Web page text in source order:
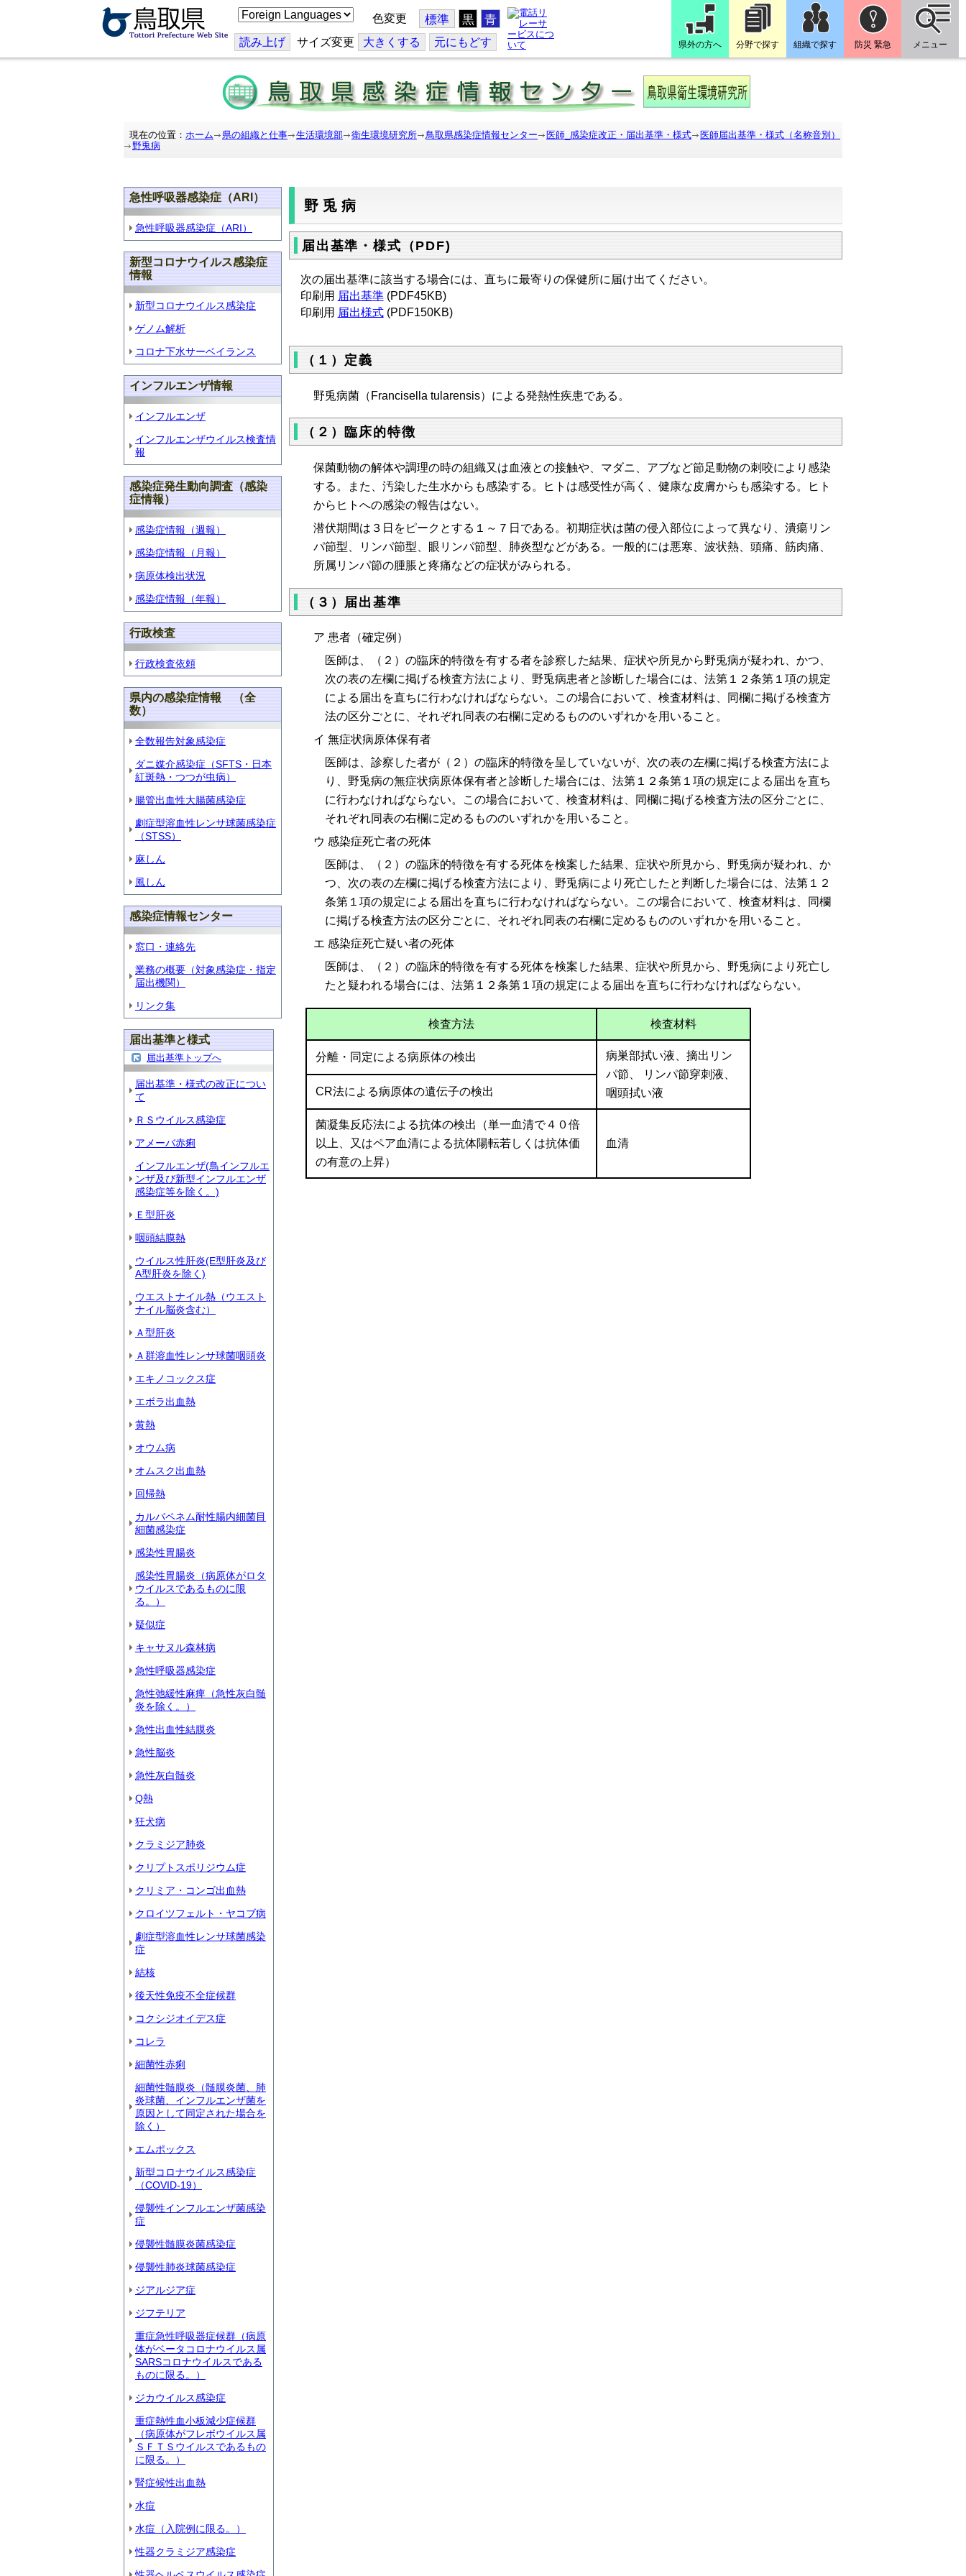
こ
の
ジ
を
翻
訳
す
る
色変更 標準 黒 青
読み上げ サイズ変更 大きくする 元にもどす 県外の方へ 分野で探す 組織で探す 防災 緊急 メニュー
現在の位置： ホーム 県の組織と仕事 生活環境部 衛生環境研究所 鳥取県感染症情報センター 医師_感染症改正・届出基準・様式
医師届出基準・様式（名称音別）
野兎病
急性呼吸器感染症（ARI）
急性呼吸器感染症（ARI）
新型コロナウイルス感染症
情報
新型コロナウイルス感染症
ゲノム解析
コロナ下水サーベイランス
インフルエンザ情報
インフルエンザ
インフルエンザウイルス検査情
報
感染症発生動向調査（感染
症情報）
感染症情報（週報）
感染症情報（月報）
病原体検出状況
感染症情報（年報）
行政検査
行政検査依頼
県内の感染症情報 （全
数）
全数報告対象感染症
ダニ媒介感染症（SFTS・日本
紅斑熱・つつが虫病）
腸管出血性大腸菌感染症
劇症型溶血性レンサ球菌感染症
（STSS）
麻しん
風しん
感染症情報センター
窓口・連絡先
業務の概要（対象感染症・指定
届出機関）
リンク集
届出基準と様式
届出基準トップへ
届出基準・様式の改正につい
て
ＲＳウイルス感染症
アメーバ赤痢
インフルエンザ(鳥インフルエ
ンザ及び新型インフルエンザ
感染症等を除く。)
Ｅ型肝炎
咽頭結膜熱
ウイルス性肝炎(E型肝炎及び
A型肝炎を除く)
ウエストナイル熱（ウエスト
ナイル脳炎含む）
Ａ型肝炎
Ａ群溶血性レンサ球菌咽頭炎
エキノコックス症
エボラ出血熱
黄熱
オウム病
オムスク出血熱
回帰熱
カルバペネム耐性腸内細菌目
細菌感染症
感染性胃腸炎
感染性胃腸炎（病原体がロタ
ウイルスであるものに限
る。）
疑似症
キャサヌル森林病
急性呼吸器感染症
急性弛緩性麻痺（急性灰白髄
炎を除く。）
急性出血性結膜炎
急性脳炎
急性灰白髄炎
Q熱
狂犬病
クラミジア肺炎
クリプトスポリジウム症
クリミア・コンゴ出血熱
クロイツフェルト・ヤコブ病
劇症型溶血性レンサ球菌感染
症
結核
後天性免疫不全症候群
コクシジオイデス症
コレラ
細菌性赤痢
細菌性髄膜炎（髄膜炎菌、肺
炎球菌、インフルエンザ菌を
原因として同定された場合を
除く）
エムポックス
新型コロナウイルス感染症
（COVID‐19）
侵襲性インフルエンザ菌感染
症
侵襲性髄膜炎菌感染症
侵襲性肺炎球菌感染症
ジアルジア症
ジフテリア
重症急性呼吸器症候群（病原
体がベータコロナウイルス属
SARSコロナウイルスである
ものに限る。）
ジカウイルス感染症
重症熱性血小板減少症候群
（病原体がフレボウイルス属
ＳＦＴＳウイルスであるもの
に限る。）
腎症候性出血熱
水痘
水痘（入院例に限る。）
性器クラミジア感染症
野兎病
届出基準・様式（PDF)
次の届出基準に該当する場合には、直ちに最寄りの保健所に届け出てください。
印刷用 届出基準(PDF45KB)
印刷用 届出様式(PDF150KB)
（１）定義
野兎病菌（Francisella tularensis）による発熱性疾患である。
（２）臨床的特徴
保菌動物の解体や調理の時の組織又は血液との接触や、マダニ、アブなど節足動物の刺咬により感染
する。また、汚染した生水からも感染する。
ヒトは感受性が高く、健康な皮膚からも感染する。ヒト
からヒトへの感染の報告はない。
潜伏期間は３日をピークとする１～７日である。初期症状は菌の侵入部位によって異なり、潰瘍リン
パ節型、リンパ節型、眼リンパ節型、肺炎型などがある。一般的には悪寒、波状熱、頭痛、筋肉痛、
所属リンパ節の腫脹と疼痛などの症状がみられる。
（３）届出基準
ア 患者（確定例）
医師は、（２）の臨床的特徴を有する者を診察した結果、症状や所見から野兎病が疑われ、かつ、
次の表の左欄に掲げる検査方法により、野兎病患者と診断した場合には、法第１２条第１項の規定
による届出を直ちに行わなければならない。この場合において、検査材料は、同欄に掲げる検査方
法の区分ごとに、それぞれ同表の右欄に定めるもののいずれかを用いること。
イ 無症状病原体保有者
医師は、診察した者が（２）の臨床的特徴を呈していないが、次の表の左欄に掲げる検査方法によ
り、野兎病の無症状病原体保有者と診断した場合には、法第１２条第１項の規定による届出を直ち
に行わなければならない。この場合において、検査材料は、同欄に掲げる検査方法の区分ごとに、
それぞれ同表の右欄に定めるもののいずれかを用いること。
ウ 感染症死亡者の死体
医師は、（２）の臨床的特徴を有する死体を検案した結果、症状や所見から、野兎病が疑われ、か
つ、次の表の左欄に掲げる検査方法により、野兎病により死亡したと判断した場合には、法第１２
条第１項の規定による届出を直ちに行わなければならない。この場合において、検査材料は、同欄
に掲げる検査方法の区分ごとに、それぞれ同表の右欄に定めるもののいずれかを用いること。
エ 感染症死亡疑い者の死体
医師は、（２）の臨床的特徴を有する死体を検案した結果、症状や所見から、野兎病により死亡し
たと疑われる場合には、法第１２条第１項の規定による届出を直ちに行わなければならない。
検査方法 検査材料
分離・同定による病原体の検出
病巣部拭い液、摘出リン
パ節、 リンパ節穿刺液、
咽頭拭い液
CR法による病原体の遺伝子の検出
菌凝集反応法による抗体の検出
（単一血清で４０倍
以上、又はペア血清による抗体陽転若しくは抗体価
の有意の上昇）
血清